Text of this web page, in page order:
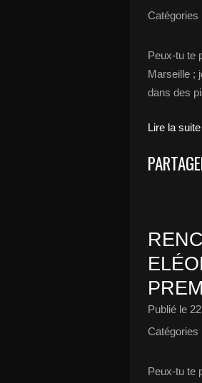
Catégories
Peux-tu te
Marseille ;
dans des
Lire la suite
Publié le
Catégories
Peux-tu te